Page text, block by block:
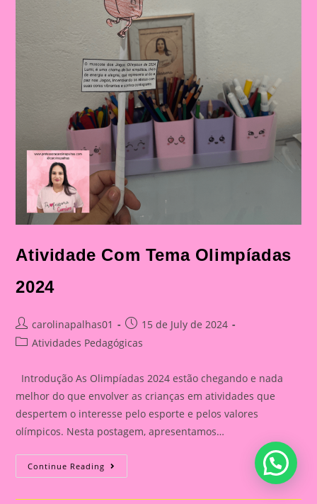
Atividade Com Tema Olimpíadas
2024
Post
author:
carolinapalhas01
Post
published:
15 de July de 2024
PostAtividades Pedagógicas
Introdução As Olimpíadas 2024 estão chegando e nada
melhor do que envolver as crianças em atividades que
despertem o interesse pelo esporte e pelos valores
olímpicos. Nesta postagem, apresentamos…
Continue Reading Atividade
Com